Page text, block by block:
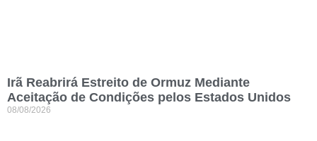
Irã Reabrirá Estreito de Ormuz Mediante
Aceitação de Condições pelos Estados Unidos
08/08/2026